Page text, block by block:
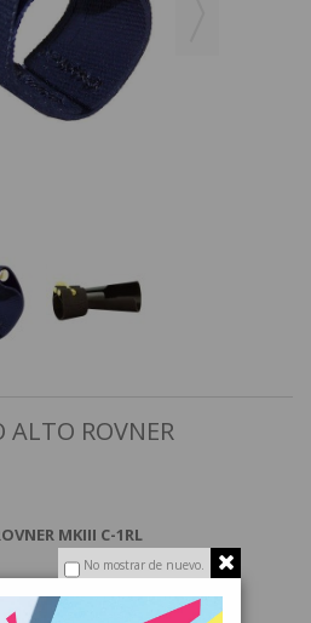
No mostrar de nuevo.
ALTO ROVNER
MKIII C-1RL